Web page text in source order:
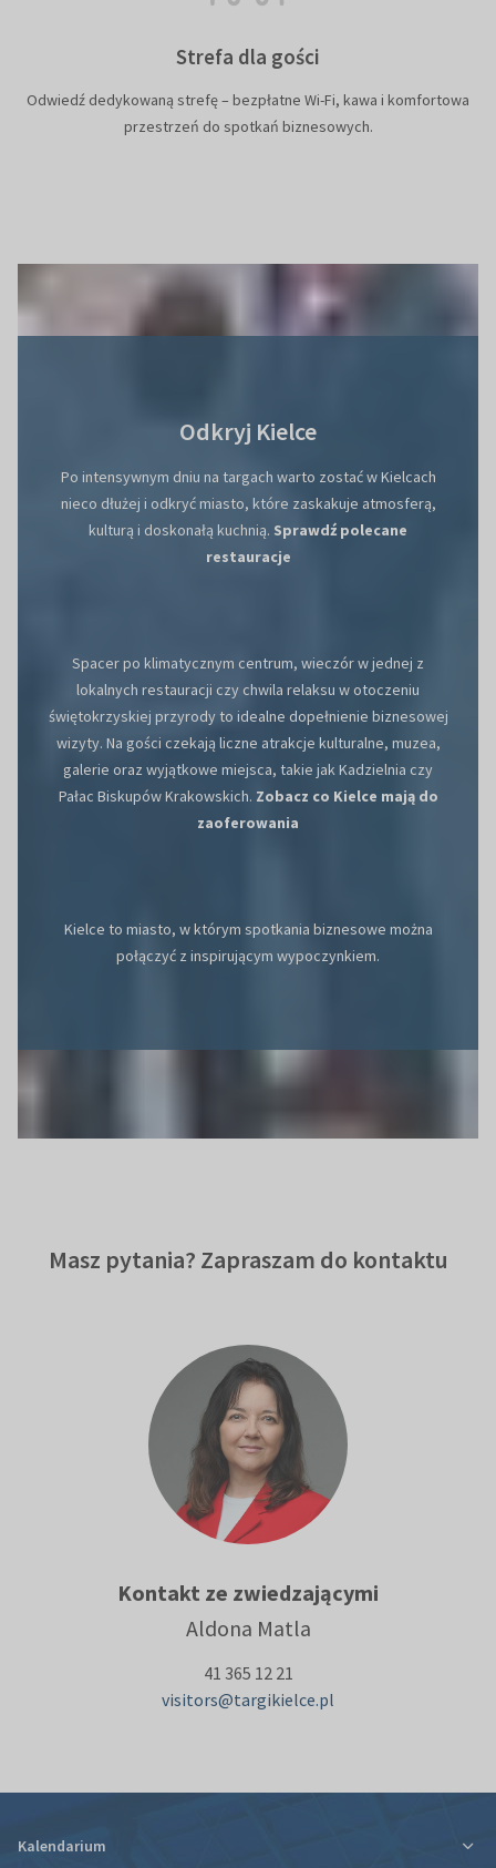
Strefa dla gości
Odwiedź dedykowaną strefę – bezpłatne Wi-Fi, kawa i komfortowa
przestrzeń do spotkań biznesowych.
Odkryj Kielce
Po intensywnym dniu na targach warto zostać w Kielcach
nieco dłużej i odkryć miasto, które zaskakuje atmosferą,
kulturą i doskonałą kuchnią. Sprawdź polecane
restauracje
Spacer po klimatycznym centrum, wieczór w jednej z
lokalnych restauracji czy chwila relaksu w otoczeniu
świętokrzyskiej przyrody to idealne dopełnienie biznesowej
wizyty. Na gości czekają liczne atrakcje kulturalne, muzea,
galerie oraz wyjątkowe miejsca, takie jak Kadzielnia czy
Pałac Biskupów Krakowskich. Zobacz co Kielce mają do
zaoferowania
Kielce to miasto, w którym spotkania biznesowe można
połączyć z inspirującym wypoczynkiem.
Masz pytania? Zapraszam do kontaktu
Kontakt ze zwiedzającymi
Aldona Matla
41 365 12 21
visitors@targikielce.pl
Kalendarium